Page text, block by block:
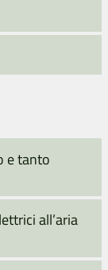
e tanto
all’aria